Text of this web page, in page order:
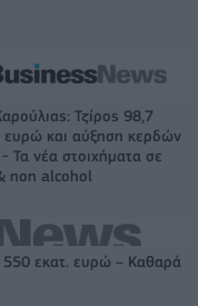
Τζίρος 98,7
ευρώ και αύξηση κερδών
Τα νέα στοιχήματα σε
non alcohol
550 εκατ. ευρώ – Καθαρά